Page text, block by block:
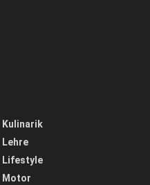
Kulinarik
Lehre
Lifestyle
Motor